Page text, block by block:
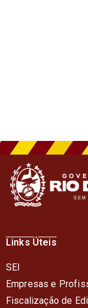
Links Úteis
SEI
Empresas e
Fiscalização de